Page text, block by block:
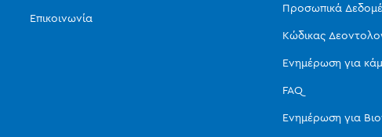
Επικοινωνία
Προσωπικά
Κώδικας
Ενημέρωση για
FAQ
Ενημέρωση για